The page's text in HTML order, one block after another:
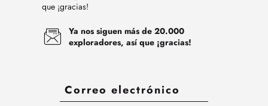
que ¡gracias!
Ya nos siguen más de 20.000
exploradores, así que ¡gracias!